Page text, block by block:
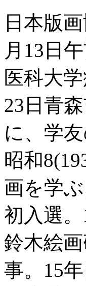
日本版
月13日
医科大
23日青
に、学
昭和
画を学
初入選
鈴木絵
事。15